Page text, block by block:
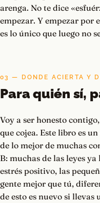
arenga. No te dice
empezar. Y empezar por
es lo único que luego no
03 — DONDE ACIERTA Y
Para quién sí,
Voy a ser honesto
que cojea. Este libro es
de lo mejor de muchas
B: muchas de las leyes
estrés positivo, las
gente mejor que tú,
de esto es nuevo si llevas